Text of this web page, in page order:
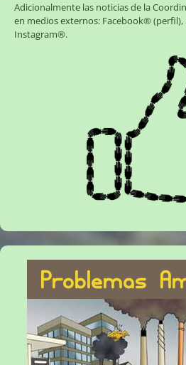
Adicionalmente las noticias de la
en medios externos: Facebook® (perfil),
Instagram®.